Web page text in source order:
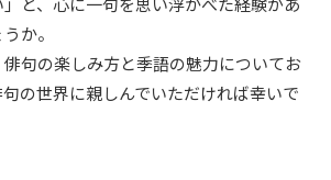
か。
句の楽しみ方と季語の魅力についてお
の世界に親しんでいただければ幸いで